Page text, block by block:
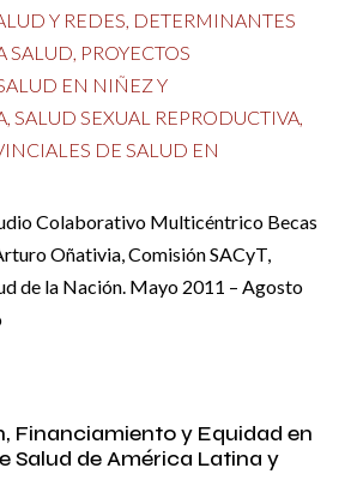
Y REDES DETERMINANTES
SALUD PROYECTOS
EN NIÑEZ Y
SALUD SEXUAL REPRODUCTIVA
DE SALUD EN
Colaborativo Multicéntrico Becas
Oñativia, Comisión SACyT,
de la Nación. Mayo 2011 – Agosto
Financiamiento y Equidad en
Salud de América Latina y